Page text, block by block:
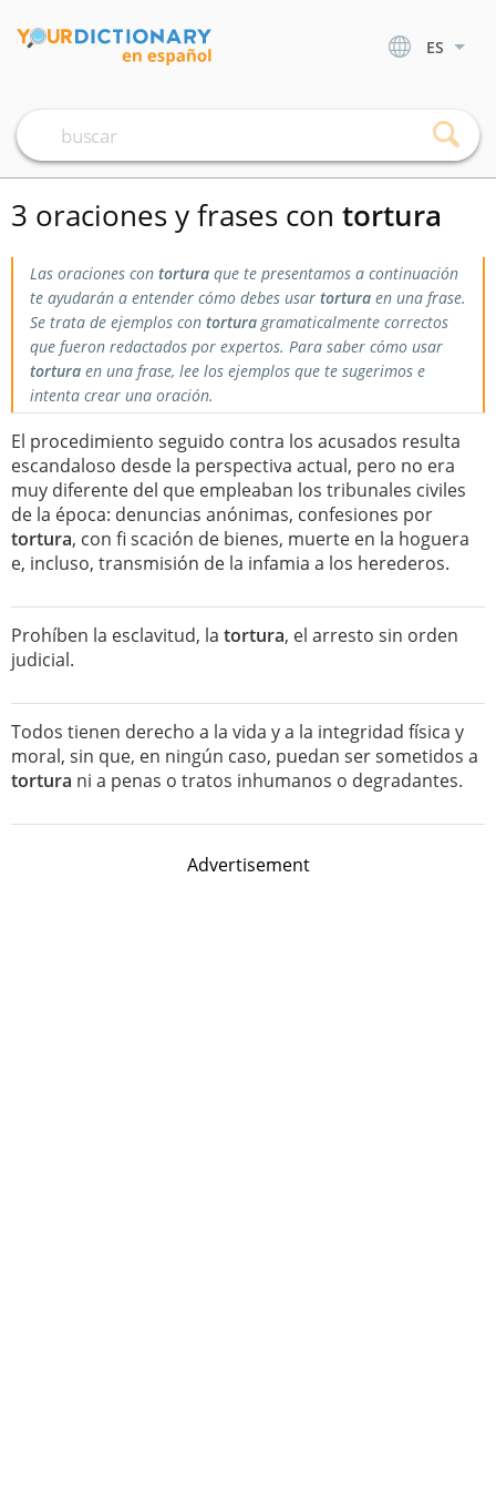
ES
3 oraciones y frases con tortura
Las oraciones con tortura que te presentamos a continuación
te ayudarán a entender cómo debes usar tortura en una frase.
Se trata de ejemplos con torturagramaticalmente correctos
que fueron redactados por expertos. Para saber cómo usar
tortura en una frase, lee los ejemplos que te sugerimos e
intenta crear una oración.
El procedimiento seguido contra los acusados resulta
escandaloso desde la perspectiva actual, pero no era
muy diferente del que empleaban los tribunales civiles
de la época: denuncias anónimas, confesiones por
tortura, con fi scación de bienes, muerte en la hoguera
e, incluso, transmisión de la infamia a los herederos.
Prohíben la esclavitud, la tortura, el arresto sin orden
judicial.
Todos tienen derecho a la vida y a la integridad física y
moral, sin que, en ningún caso, puedan ser sometidos a
tortura ni a penas o tratos inhumanos o degradantes.
Advertisement